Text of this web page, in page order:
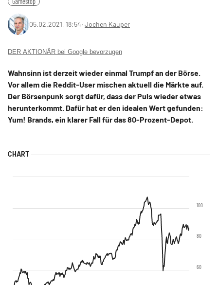
05.02.2021, 18:54‧ Jochen Kauper
DER AKTIONÄR bei Google bevorzugen
Wahnsinn ist derzeit wieder einmal Trumpf an der Börse.
Vor allem die Reddit-User mischen aktuell die Märkte auf.
Der Börsenpunk sorgt dafür, dass der Puls wieder etwas
herunterkommt. Dafür hat er den idealen Wert gefunden:
Yum! Brands, ein klarer Fall für das 80-Prozent-Depot.
60
80
100